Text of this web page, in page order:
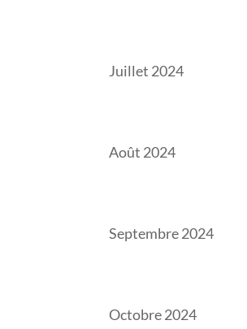
Juillet 2024
Août 2024
Septembre 2024
Octobre 2024